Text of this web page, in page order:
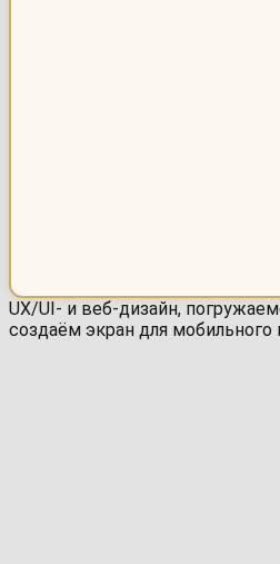
UX/UI- и веб-дизайн,
создаём экран для мобильного